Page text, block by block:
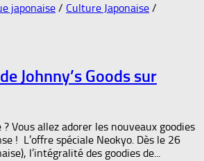
japonaise / Culture Japonaise /
Johnny’s Goods sur
Vous allez adorer les nouveaux goodies
! L’offre spéciale Neokyo. Dès le 26
l’intégralité des goodies de...